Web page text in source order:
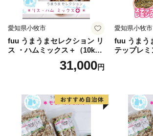
申込時に、「ワンストップ特例申請書」
する」にチェックを入れていただいた方
同封でお届けしています。
寄附金税額控除に係る申告特例申請書（
愛知県小牧市
fuu うまうまセレクション リ
ス ・ハムミックス＋（10k
31,000円
愛知県小牧市
fuu うまう
テップレ